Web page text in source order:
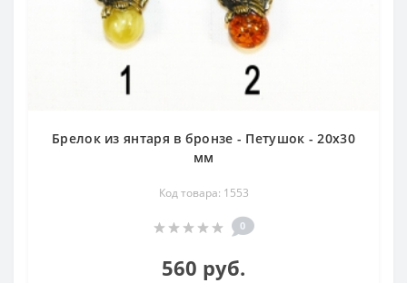
Брелок из янтаря в бронзе - Петушок - 20х30
мм
Код товара: 1553
0
560 руб.